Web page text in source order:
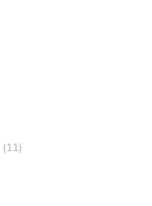
(11)